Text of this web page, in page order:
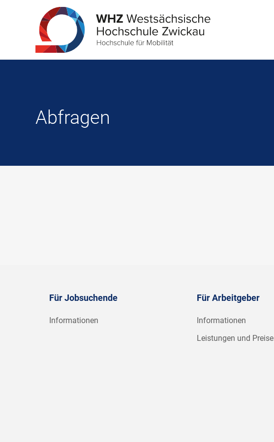
Abfragen
Für Jobsuchende
Informationen
Für Arbeitgeber
Informationen
Leistungen und Preise